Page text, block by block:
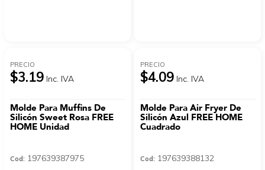
PRECIO
$3.19 Inc. IVA
Molde Para Muffins De
Silicón Sweet Rosa FREE
HOME Unidad
Cod: 197639387975
PRECIO
$4.09 Inc. IVA
Molde Para Air Fryer De
Silicón Azul FREE HOME
Cuadrado
Cod: 197639388132